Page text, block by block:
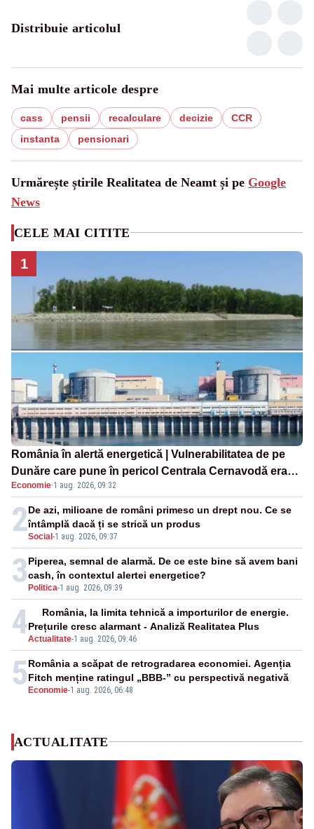
Distribuie articolul
Mai multe articole despre
cass pensii recalculare decizie
CCR
instanta
pensionari
Urmărește știrile Realitatea de Neamt și pe Google
News
CELE MAI CITITE
1
România în alertă energetică | Vulnerabilitatea de pe
Dunăre care pune în pericol Centrala Cernavodă era
cunoscută de pe vremea lui Ceaușescu
Economie·1 aug. 2026, 09:32
2Social-1 aug. 2026, 09:37
De azi, milioane de români primesc un drept nou. Ce se
întâmplă dacă ți se strică un produs
3Politica-1 aug. 2026, 09:39
Piperea, semnal de alarmă. De ce este bine să avem bani
cash, în contextul alertei energetice?
4Actualitate-1 aug. 2026, 09:46
România, la limita tehnică a importurilor de energie.
Prețurile cresc alarmant - Analiză Realitatea Plus
5Economie-1 aug. 2026, 06:48
România a scăpat de retrogradarea economiei. Agenția
Fitch menține ratingul „BBB-” cu perspectivă negativă
ACTUALITATE